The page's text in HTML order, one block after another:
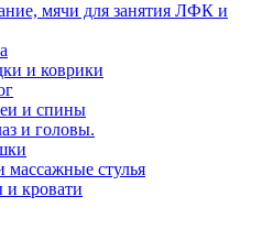
мячи для занятия ЛФК и
и коврики
и спины
и головы.
массажные стулья
кровати